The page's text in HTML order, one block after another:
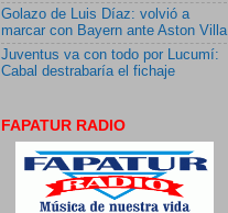
Golazo de Luis Díaz: volvió a
marcar con Bayern ante Aston Villa
Juventus va con todo por Lucumí:
Cabal destrabaría el fichaje
FAPATUR RADIO